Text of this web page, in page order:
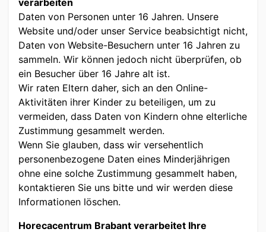
verarbeiten
Daten von Personen unter 16 Jahren. Unsere
Website und/oder unser Service beabsichtigt nicht,
Daten von Website-Besuchern unter 16 Jahren zu
sammeln. Wir können jedoch nicht überprüfen, ob
ein Besucher über 16 Jahre alt ist.
Wir raten Eltern daher, sich an den Online-
Aktivitäten ihrer Kinder zu beteiligen, um zu
vermeiden, dass Daten von Kindern ohne elterliche
Zustimmung gesammelt werden.
Wenn Sie glauben, dass wir versehentlich
personenbezogene Daten eines Minderjährigen
ohne eine solche Zustimmung gesammelt haben,
kontaktieren Sie uns bitte und wir werden diese
Informationen löschen.
Horecacentrum Brabant verarbeitet Ihre